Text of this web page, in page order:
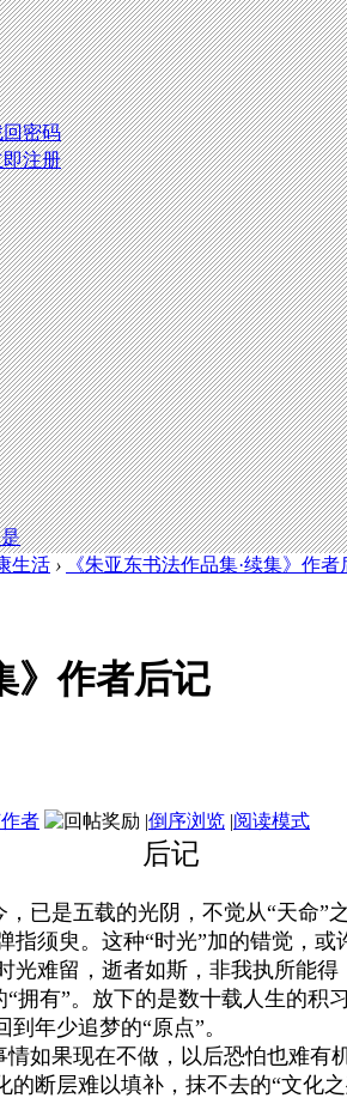
回密码
即注册
生活 ›
《朱亚东书法作品集·续集》作者
》作者后记
者 |倒序浏览 |阅读模式
后记
是五载的光阴，不觉从“天命”
须臾。这种“时光”加的错觉，
难留，逝者如斯，非我执所能
“拥有”。放下的是数十载人生的
年少追梦的“原点”。
果现在不做，以后恐怕也难有
的断层难以填补，抹不去的“文化